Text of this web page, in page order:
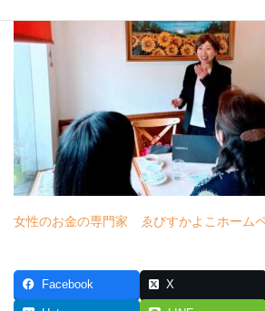
女性のお金の専門家 ゑびすかよこホーム
Facebook X